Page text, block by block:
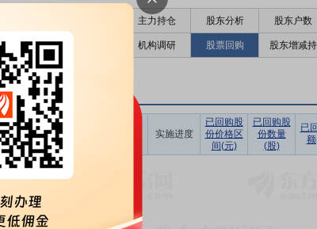
主力持仓 股东分析 股东户数
个股研报 机构调研 股票回购 股东增减持
占公告前
一日总股
本比例(%)
计划回购
金额区间
实施进度
已回购股
份价格区
间(元)
已回购股
份数量
(股)
已
暂无数据